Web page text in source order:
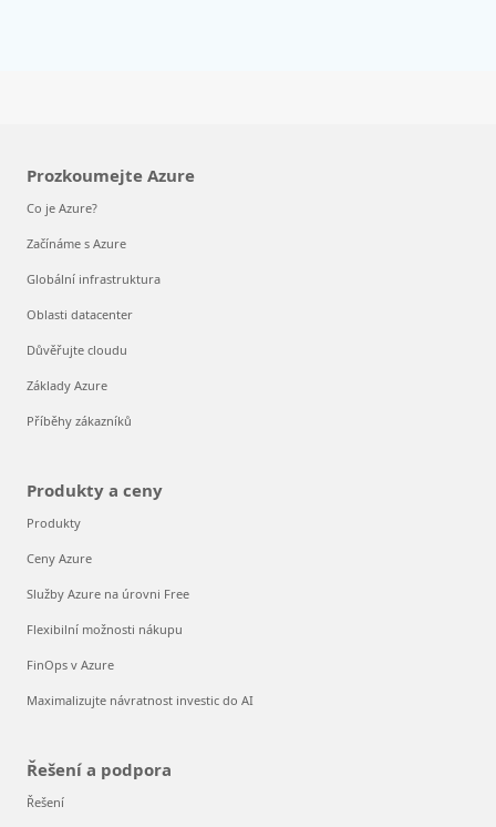
Prozkoumejte Azure
Co je Azure?
Začínáme s Azure
Globální infrastruktura
Oblasti datacenter
Důvěřujte cloudu
Základy Azure
Příběhy zákazníků
Produkty a ceny
Produkty
Ceny Azure
Služby Azure na úrovni Free
Flexibilní možnosti nákupu
FinOps v Azure
Maximalizujte návratnost investic do AI
Řešení a podpora
Řešení